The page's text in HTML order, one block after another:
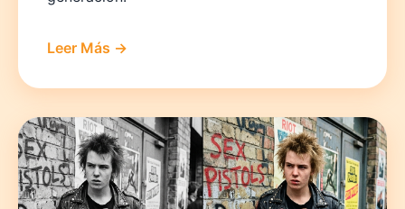
Leer Más →